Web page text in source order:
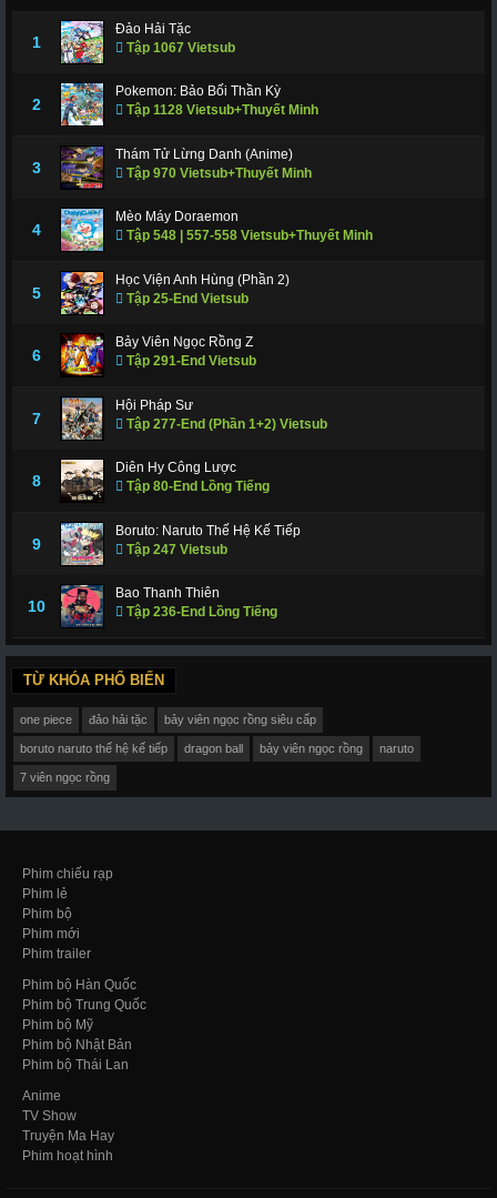
1
Đảo Hải Tặc
Tập 1067 Vietsub
2
Pokemon: Bảo Bối Thần Kỳ
Tập 1128 Vietsub+Thuyết Minh
3
Thám Tử Lừng Danh (Anime)
Tập 970 Vietsub+Thuyết Minh
4
Mèo Máy Doraemon
Tập 548 | 557-558 Vietsub+Thuyết Minh
5
Học Viện Anh Hùng (Phần 2)
Tập 25-End Vietsub
6
Bảy Viên Ngọc Rồng Z
Tập 291-End Vietsub
7
Hội Pháp Sư
Tập 277-End (Phần 1+2) Vietsub
8
Diên Hy Công Lược
Tập 80-End Lồng Tiếng
9
Boruto: Naruto Thế Hệ Kế Tiếp
Tập 247 Vietsub
10
Bao Thanh Thiên
Tập 236-End Lồng Tiếng
TỪ KHÓA PHỔ BIẾN
one piece đảo hải tặc bảy viên ngọc rồng siêu cấp
boruto naruto thế hệ kế tiếp dragon ball bảy viên ngọc rồng naruto
7 viên ngọc rồng
Phim chiếu rạp
Phim lẻ
Phim bộ
Phim mới
Phim trailer
Phim bộ Hàn Quốc
Phim bộ Trung Quốc
Phim bộ Mỹ
Phim bộ Nhật Bản
Phim bộ Thái Lan
Anime
TV Show
Truyện Ma Hay
Phim hoạt hình